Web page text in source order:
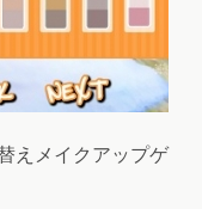
えメイクアップゲ